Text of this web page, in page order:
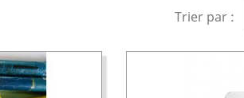
Trier par :